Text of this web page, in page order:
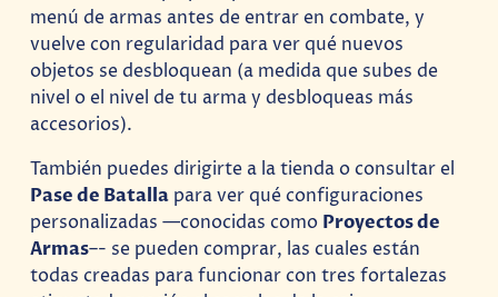
menú de armas antes de entrar en combate, y
vuelve con regularidad para ver qué nuevos
objetos se desbloquean (a medida que subes de
nivel o el nivel de tu arma y desbloqueas más
accesorios).
También puedes dirigirte a la tienda o consultar el
Pase de Batalla para ver qué configuraciones
personalizadas —conocidas como Proyectos de
Armas–- se pueden comprar, las cuales están
todas creadas para funcionar con tres fortalezas